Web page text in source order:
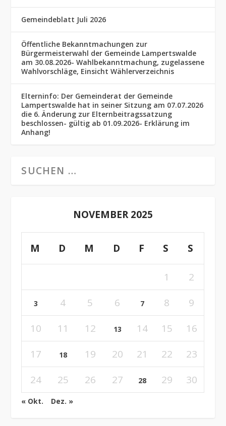
Gemeindeblatt Juli 2026
Öffentliche Bekanntmachungen zur
Bürgermeisterwahl der Gemeinde Lampertswalde
am 30.08.2026- Wahlbekanntmachung, zugelassene
Wahlvorschläge, Einsicht Wählerverzeichnis
Elterninfo: Der Gemeinderat der Gemeinde
Lampertswalde hat in seiner Sitzung am 07.07.2026
die 6. Änderung zur Elternbeitragssatzung
beschlossen- gültig ab 01.09.2026- Erklärung im
Anhang!
NOVEMBER 2025
M D M D F S S
1 2
3 4 5 6 7 8
9
10
11 12 13 14 15
16
17
18 19 20 21 22
23
24
25 26 27 28 29 30
« Okt. Dez. »